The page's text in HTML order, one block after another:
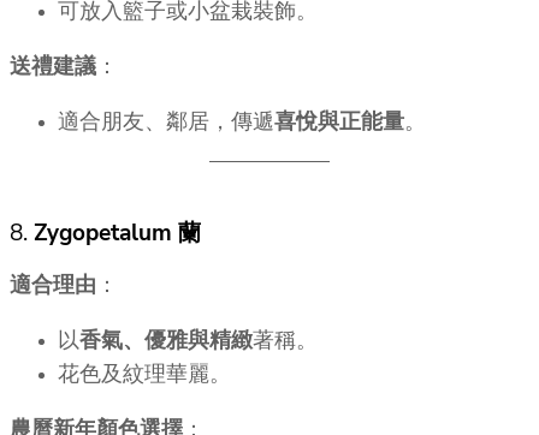
可放入籃子或小盆栽裝飾。
送禮建議 ：
適合朋友、鄰居，傳遞喜悅與正能量。
8.Zygopetalum 蘭
適合理由 ：
以香氣、優雅與精緻著稱。
花色及紋理華麗。
農曆新年顏色選擇 ：